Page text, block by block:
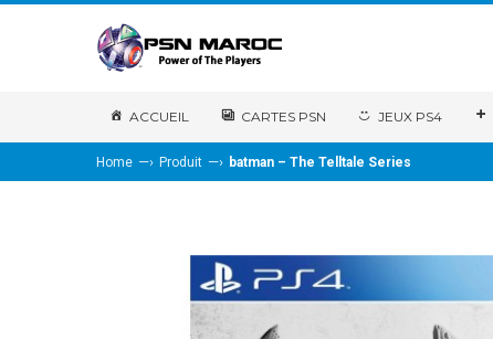
ACCUEIL CARTES PSN JEUX PS4
Home —› Produit —› batman – The Telltale Series